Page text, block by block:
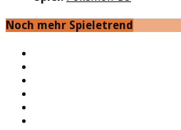
Noch mehr Spieletrend